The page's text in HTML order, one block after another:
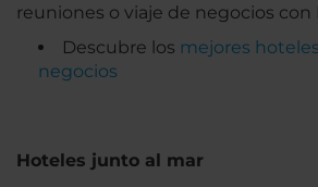
reuniones o viaje de negocios con
Descubre los mejores
negocios
Hoteles junto al mar